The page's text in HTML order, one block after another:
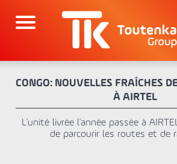
contenu
CONGO: NOUVELLES FRAÎCHES
À AIRTEL
L'unité livrée l'année passée à
de parcourir les routes et de